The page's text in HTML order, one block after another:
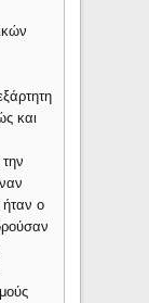
και
ήταν ο